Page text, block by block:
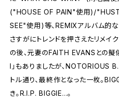
("HOUSE OF PAIN"使用)/
SEE"使用)等、REMIXアルバム的な
さすがにトレンドを押さえたリメイ
の後、元妻のFAITH EVANSとの擬
I」もありましたが、NOTORIOUS
トル通り、最終作となった一枚。
き。R.I.P. BIGGIE...。